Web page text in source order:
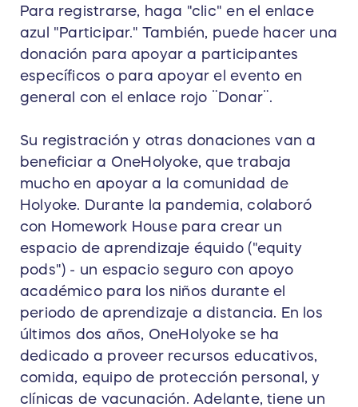
Para registrarse, haga "clic" en el enlace
azul "Participar." También, puede hacer una
donación para apoyar a participantes
específicos o para apoyar el evento en
general con el enlace rojo ¨Donar¨.
Su registración y otras donaciones van a
beneficiar a OneHolyoke, que trabaja
mucho en apoyar a la comunidad de
Holyoke. Durante la pandemia, colaboró
con Homework House para crear un
espacio de aprendizaje équido ("equity
pods") - un espacio seguro con apoyo
académico para los niños durante el
periodo de aprendizaje a distancia. En los
últimos dos años, OneHolyoke se ha
dedicado a proveer recursos educativos,
comida, equipo de protección personal, y
clínicas de vacunación. Adelante, tiene un